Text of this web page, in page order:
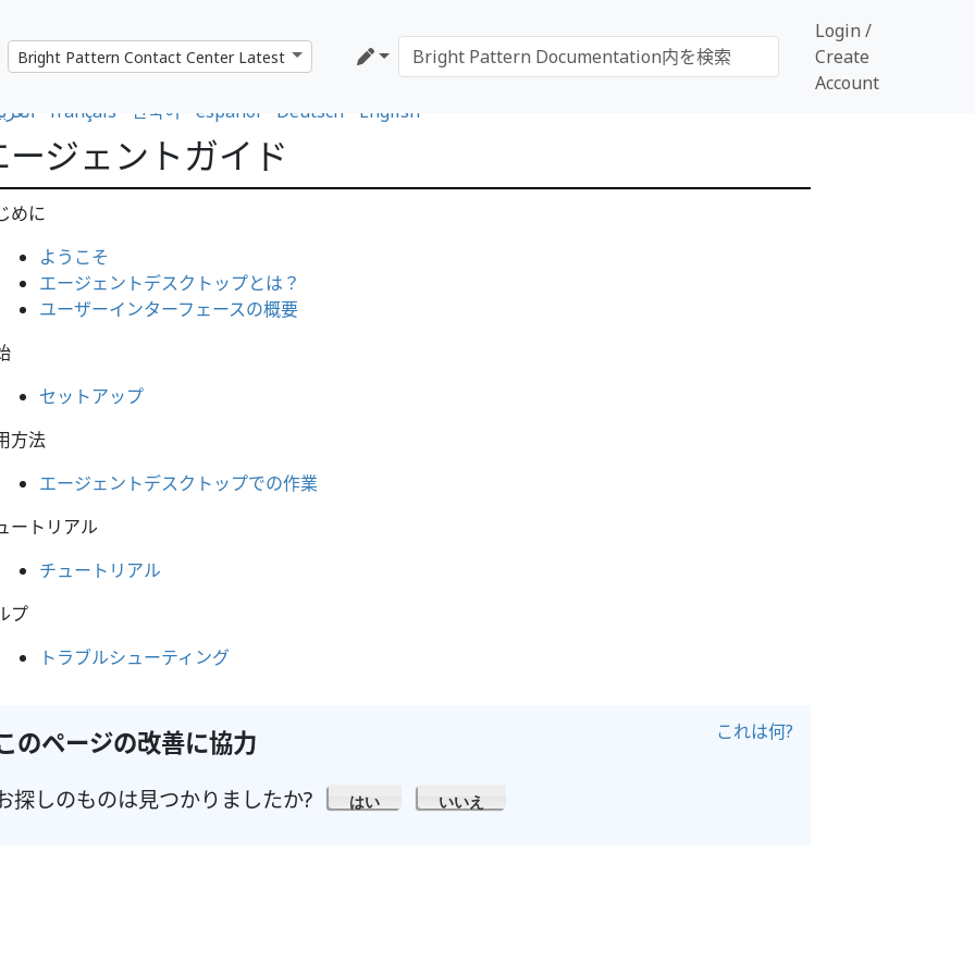
Login /
Create
Account
français 한국어 español Deutsch English
ージェントガイド
めに
ようこそ
エージェントデスクトップとは？
ユーザーインターフェースの概要
セットアップ
方法
エージェントデスクトップでの作業
ートリアル
チュートリアル
プ
トラブルシューティング
のページの改善に協力 これは何?
探しのものは見つかりましたか? はい いいえ